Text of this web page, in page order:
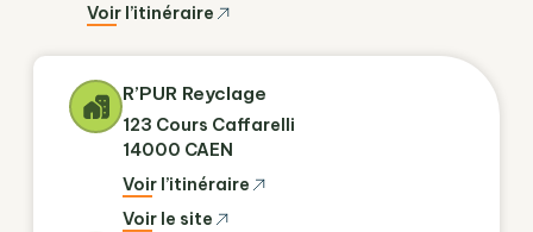
Voir l’itinéraire
R’PUR Reyclage
123 Cours Caffarelli
14000 CAEN
Voir l’itinéraire
Voir le site